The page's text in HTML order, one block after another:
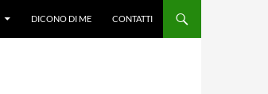
DICONO DI ME CONTATTI